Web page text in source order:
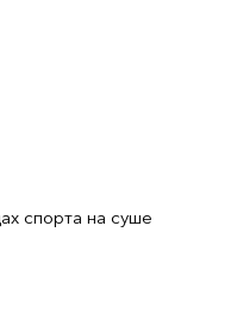
спорта на суше